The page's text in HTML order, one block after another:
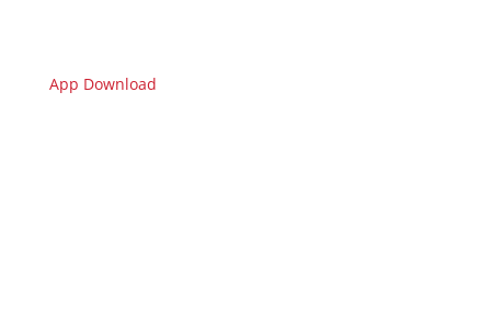
App Download